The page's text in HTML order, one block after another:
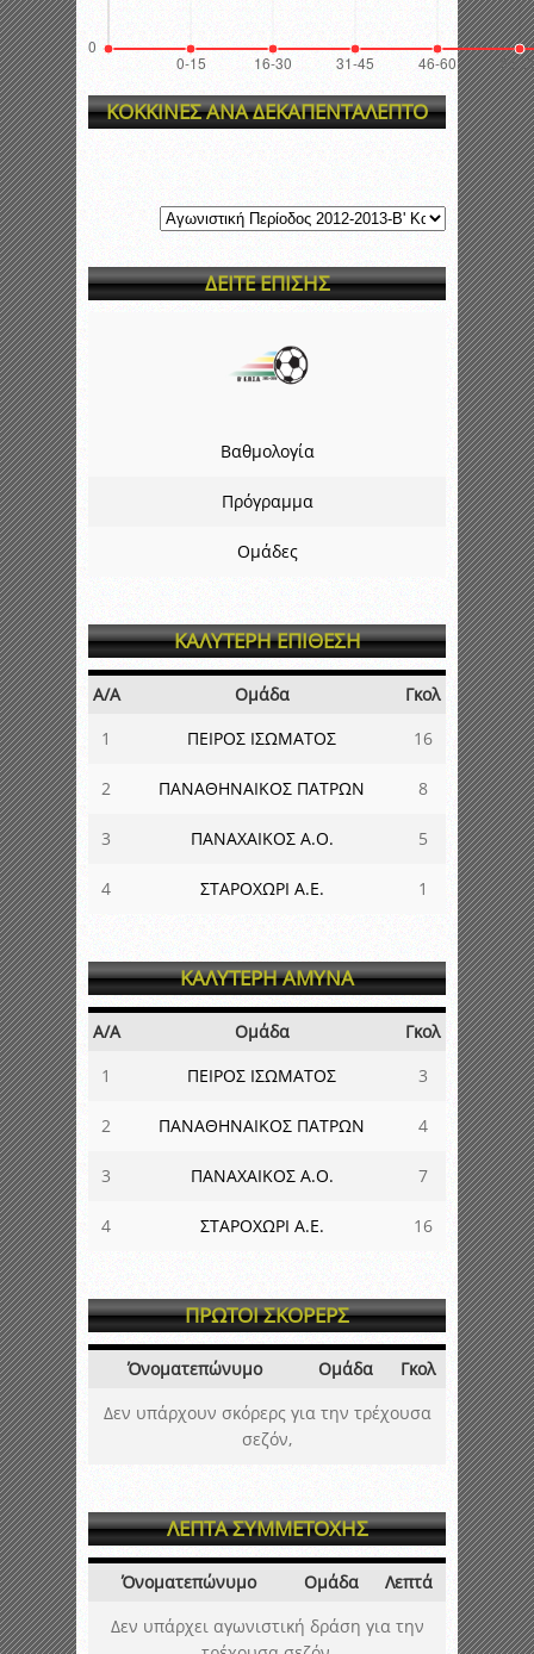
ΚΟΚΚΙΝΕΣ ΑΝΑ ΔΕΚΑΠΕΝΤΑΛΕΠΤΟ
ΔΕΙΤΕ ΕΠΙΣΗΣ
Βαθμολογία
Πρόγραμμα
Ομάδες
ΚΑΛΥΤΕΡΗ ΕΠΙΘΕΣΗ
Α/Α Ομάδα
Γκολ
1
ΠΕΙΡΟΣ ΙΣΩΜΑΤΟΣ 16
2 ΠΑΝΑΘΗΝΑΙΚΟΣ ΠΑΤΡΩΝ 8
3 ΠΑΝΑΧΑΙΚΟΣ Α.Ο. 5
4 ΣΤΑΡΟΧΩΡΙ Α.Ε. 1
ΚΑΛΥΤΕΡΗ ΑΜΥΝΑ
Α/Α Ομάδα
Γκολ
1
ΠΕΙΡΟΣ ΙΣΩΜΑΤΟΣ 3
2 ΠΑΝΑΘΗΝΑΙΚΟΣ ΠΑΤΡΩΝ 4
3 ΠΑΝΑΧΑΙΚΟΣ Α.Ο. 7
4 ΣΤΑΡΟΧΩΡΙ Α.Ε. 16
ΠΡΩΤΟΙ ΣΚΟΡΕΡΣ
Όνοματεπώνυμο Ομάδα
Γκολ
Δεν υπάρχουν σκόρερς για την τρέχουσα
σεζόν,
ΛΕΠΤΑ ΣΥΜΜΕΤΟΧΗΣ
Όνοματεπώνυμο Ομάδα
Λεπτά
Δεν υπάρχει αγωνιστική δράση για την